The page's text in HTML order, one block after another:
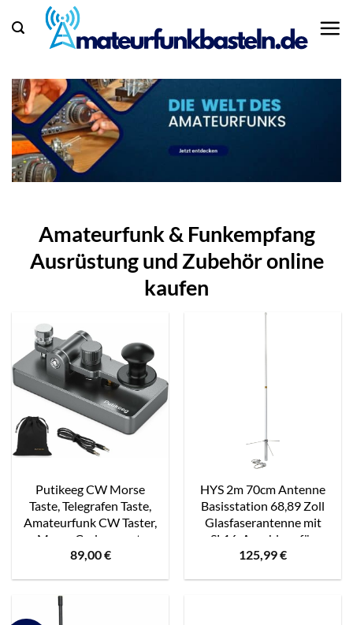
Inhalt
Amateurfunk & Funkempfang
Ausrüstung und Zubehör online
kaufen
Putikeeg CW Morse
Taste, Telegrafen Taste,
Amateurfunk CW Taster,
Morse Code geraet,
Telegramm Tastatur,
Code Schlüssel grau
89,00€
HYS 2m 70cm Antenne
Basisstation 68,89 Zoll
Glasfaserantenne mit
SL16-Anschluss für
mobile Amateurfunk-
125,99€